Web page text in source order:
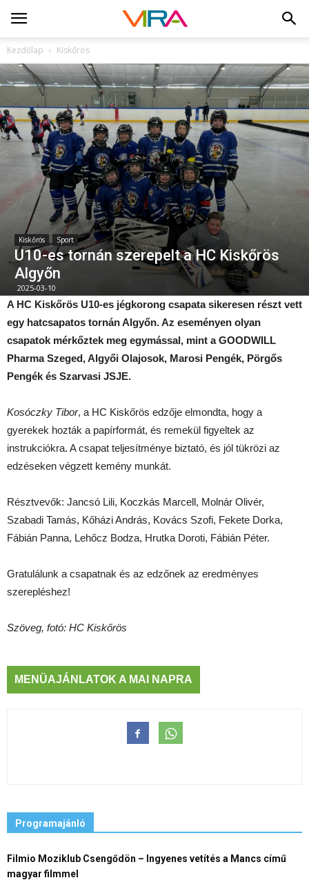
Kezdőlap Kiskőrös
Kiskőrös Sport
U10-es tornán szerepelt a HC Kiskőrös
Algyőn
2025-03-10
A HC Kiskőrös U10-es jégkorong csapata sikeresen részt vett
egy hatcsapatos tornán Algyőn. Az eseményen olyan
csapatok mérkőztek meg egymással, mint a GOODWILL
Pharma Szeged, Algyői Olajosok, Marosi Pengék, Pörgős
Pengék és Szarvasi JSJE.
Kosóczky Tibor, a HC Kiskőrös edzője elmondta, hogy a
gyerekek hozták a papírformát, és remekül figyeltek az
instrukciókra. A csapat teljesítménye biztató, és jól tükrözi az
edzéseken végzett kemény munkát.
Résztvevők: Jancsó Lili, Koczkás Marcell, Molnár Olivér,
Szabadi Tamás, Kőházi András, Kovács Szofi, Fekete Dorka,
Fábián Panna, Lehőcz Bodza, Hrutka Doroti, Fábián Péter.
Gratulálunk a csapatnak és az edzőnek az eredményes
szerepléshez!
Szöveg, fotó: HC Kiskőrös
MENÜAJÁNLATOK A MAI NAPRA
Programajánló
Filmio Moziklub Csengődön – Ingyenes vetítés a Mancs című
magyar filmmel